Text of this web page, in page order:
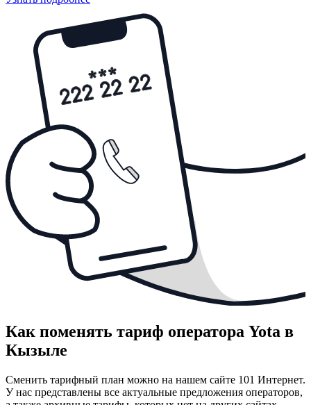
Как поменять тариф оператора Yota в
Кызыле
Сменить тарифный план можно на нашем сайте 101 Интернет.
У нас представлены все актуальные предложения операторов,